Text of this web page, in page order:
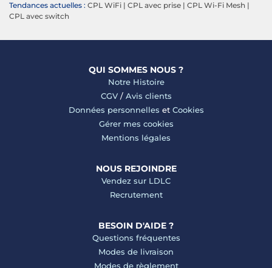
Tendances actuelles : CPL WiFi | CPL avec prise | CPL Wi-Fi Mesh |
CPL avec switch
QUI SOMMES NOUS ?
Notre Histoire
CGV/ Avis clients
Données personnelles et Cookies
Gérer mes cookies
Mentions légales
NOUS REJOINDRE
Vendez sur LDLC
Recrutement
BESOIN D'AIDE ?
Questions fréquentes
Modes de livraison
Modes de règlement